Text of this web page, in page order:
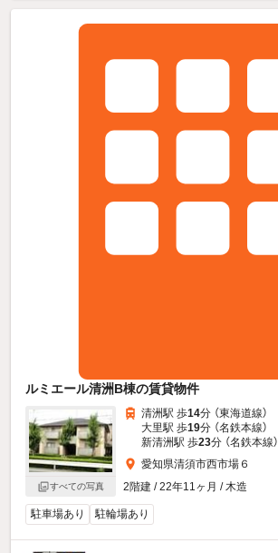
ルミエール清洲B棟の賃貸物件
すべての写真
清洲駅 歩14分 （東海道線）
大里駅 歩19分 （名鉄本線）
新清洲駅 歩23分 （名鉄本線）
愛知県清須市西市場６
2階建 / 22年11ヶ月 / 木造
駐車場あり 駐輪場あり